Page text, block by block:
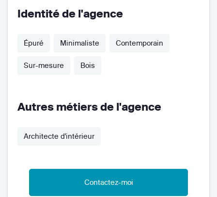
Identité de l'agence
Épuré Minimaliste Contemporain
Sur-mesure Bois
Autres métiers de l'agence
Architecte d'intérieur
Contactez-moi